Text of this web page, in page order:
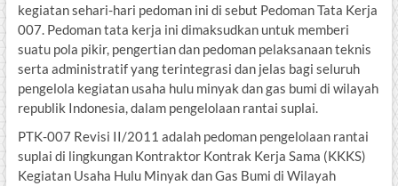
kegiatan sehari-hari pedoman ini di sebut Pedoman Tata Kerja
007. Pedoman tata kerja ini dimaksudkan untuk memberi
suatu pola pikir, pengertian dan pedoman pelaksanaan teknis
serta administratif yang terintegrasi dan jelas bagi seluruh
pengelola kegiatan usaha hulu minyak dan gas bumi di wilayah
republik Indonesia, dalam pengelolaan rantai suplai.
PTK-007 Revisi II/2011 adalah pedoman pengelolaan rantai
suplai di lingkungan Kontraktor Kontrak Kerja Sama (KKKS)
Kegiatan Usaha Hulu Minyak dan Gas Bumi di Wilayah